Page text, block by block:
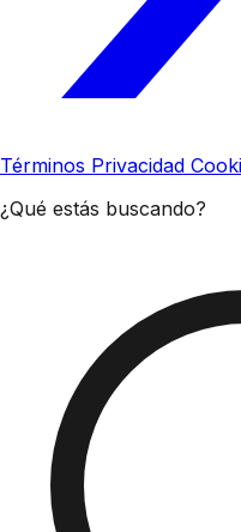
Términos Privacidad
¿Qué estás buscando?